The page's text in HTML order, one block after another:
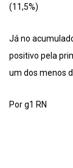
(11,5%)
Já no
positivo pela
um dos menos
Por g1 RN